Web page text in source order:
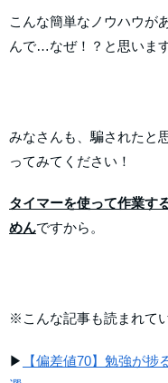
こんな簡単なノウハウが
んで…なぜ！？と思います
みなさんも、騙されたと
ってみてください！
タイマーを使って作業す
めんですから。
※こんな記事も読まれて
▶
【偏差値70】勉強が